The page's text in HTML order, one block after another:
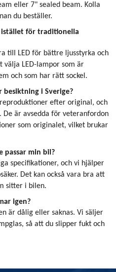
eller 7" sealed beam. Kolla
du beställer.
istället för traditionella
till LED för bättre ljusstyrka och
välja LED-lampor som är
och som har rätt sockel.
besiktning i Sverige?
efter original, och
De är avsedda för veteranfordon
som originalet, vilket brukar
passar min bil?
specifikationer, och vi hjälper
Det kan också vara bra att
sitter i bilen.
igen?
är dålig eller saknas. Vi säljer
så att du slipper fukt och